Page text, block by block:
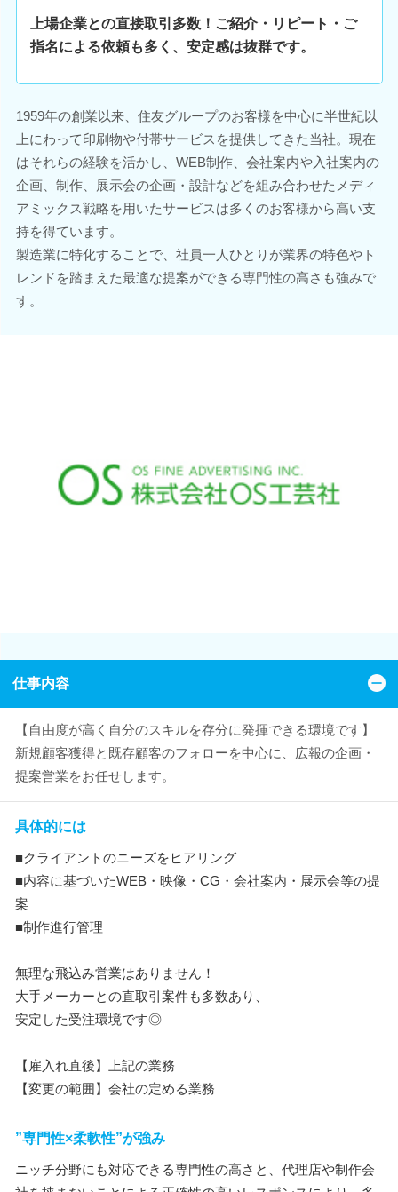
上場企業との直接取引多数！ご紹介・リピート・ご
指名による依頼も多く、安定感は抜群です。
1959年の創業以来、住友グループのお客様を中心に半世紀以
上にわって印刷物や付帯サービスを提供してきた当社。現在
はそれらの経験を活かし、WEB制作、会社案内や入社案内の
企画、制作、展示会の企画・設計などを組み合わせたメディ
アミックス戦略を用いたサービスは多くのお客様から高い支
持を得ています。
製造業に特化することで、社員一人ひとりが業界の特色やト
レンドを踏まえた最適な提案ができる専門性の高さも強みで
す。
仕事内容
【自由度が高く自分のスキルを存分に発揮できる環境です】
新規顧客獲得と既存顧客のフォローを中心に、広報の企画・
提案営業をお任せします。
具体的には
■クライアントのニーズをヒアリング
■内容に基づいたWEB・映像・CG・会社案内・展示会等の提
案
■制作進行管理
無理な飛込み営業はありません！
大手メーカーとの直取引案件も多数あり、
安定した受注環境です◎
【雇入れ直後】上記の業務
【変更の範囲】会社の定める業務
”専門性×柔軟性”が強み
ニッチ分野にも対応できる専門性の高さと、代理店や制作会